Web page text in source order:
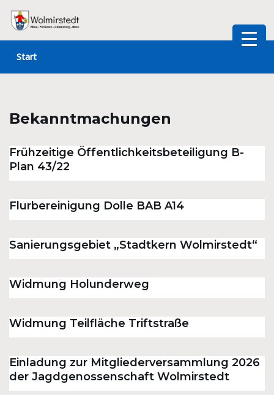
Zum
springen
Start
Bekanntmachungen
Frühzeitige Öffentlichkeitsbeteiligung B-
Plan 43/22
Flurbereinigung Dolle BAB A14
Sanierungsgebiet „Stadtkern Wolmirstedt“
Widmung Holunderweg
Widmung Teilfläche Triftstraße
Einladung zur Mitgliederversammlung 2026
der Jagdgenossenschaft Wolmirstedt